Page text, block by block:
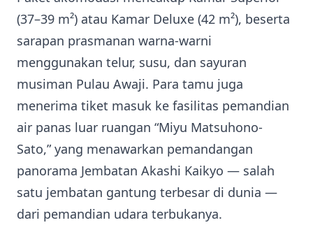
(37–39 m²) atau Kamar Deluxe (42 m²), beserta
sarapan prasmanan warna-warni
menggunakan telur, susu, dan sayuran
musiman Pulau Awaji. Para tamu juga
menerima tiket masuk ke fasilitas pemandian
air panas luar ruangan “Miyu Matsuhono-
Sato,” yang menawarkan pemandangan
panorama Jembatan Akashi Kaikyo — salah
satu jembatan gantung terbesar di dunia —
dari pemandian udara terbukanya.